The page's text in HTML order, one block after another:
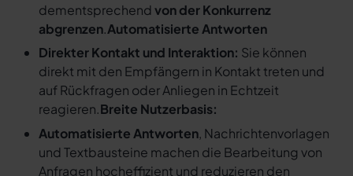
dementsprechendvon der Konkurrenz
abgrenzen.Automatisierte Antworten
Direkter Kontakt und Interaktion: Sie können
direkt mit den Empfängern in Kontakt treten und
auf Rückfragen oder Anliegen in Echtzeit
reagieren.Breite Nutzerbasis:
Automatisierte Antworten, Nachrichtenvorlagen
und Textbausteine machen die Bearbeitung von
Anfragen hocheffizient und reduzieren den